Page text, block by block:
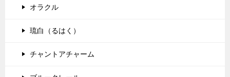
オラクル
琉白（るはく）
チャントアチャーム